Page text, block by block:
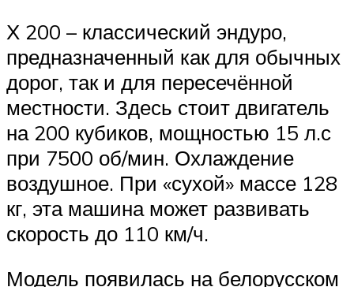
Х 200 – классический эндуро,
предназначенный как для обычных
дорог, так и для пересечённой
местности. Здесь стоит двигатель
на 200 кубиков, мощностью 15 л.с
при 7500 об/мин. Охлаждение
воздушное. При «сухой» массе 128
кг, эта машина может развивать
скорость до 110 км/ч.
Модель появилась на белорусском